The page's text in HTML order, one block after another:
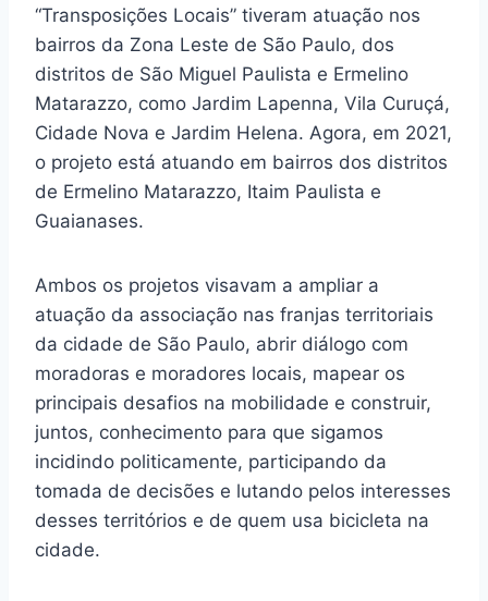
“Transposições Locais” tiveram atuação nos
bairros da Zona Leste de São Paulo, dos
distritos de São Miguel Paulista e Ermelino
Matarazzo, como Jardim Lapenna, Vila Curuçá,
Cidade Nova e Jardim Helena. Agora, em 2021,
o projeto está atuando em bairros dos distritos
de Ermelino Matarazzo, Itaim Paulista e
Guaianases.
Ambos os projetos visavam a ampliar a
atuação da associação nas franjas territoriais
da cidade de São Paulo, abrir diálogo com
moradoras e moradores locais, mapear os
principais desafios na mobilidade e construir,
juntos, conhecimento para que sigamos
incidindo politicamente, participando da
tomada de decisões e lutando pelos interesses
desses territórios e de quem usa bicicleta na
cidade.